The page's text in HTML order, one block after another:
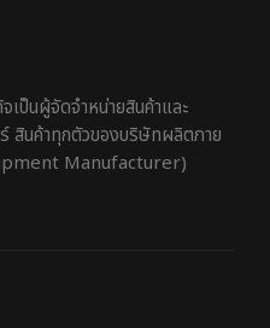
ป็นผู้จัดจำหน่ายสินค้าและ
สินค้าทุกตัวของบริษัทผลิตภาย
Manufacturer)